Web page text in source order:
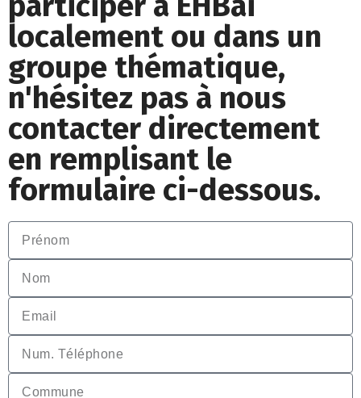
localement ou dans un
groupe thématique,
n'hésitez pas à nous
contacter directement
en remplisant le
formulaire ci-dessous.